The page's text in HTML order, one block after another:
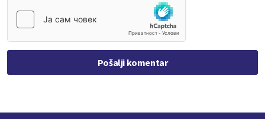
Pošalji komentar